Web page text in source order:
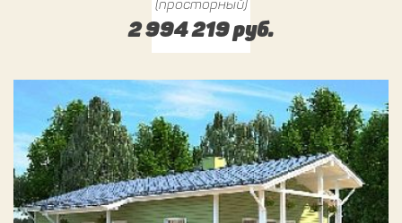
(просторный)
2 994 219 руб.